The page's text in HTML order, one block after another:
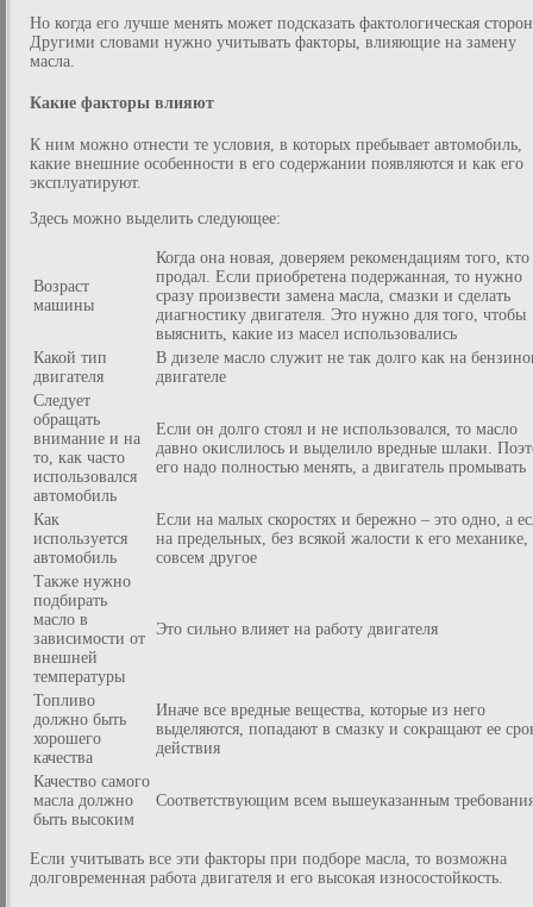
Но когда его лучше менять может подсказать фактологическая
Другими словами нужно учитывать факторы, влияющие на замену
масла.
Какие факторы влияют
К ним можно отнести те условия, в которых пребывает автомобиль,
какие внешние особенности в его содержании появляются и как его
эксплуатируют.
Здесь можно выделить следующее:
Возраст
машины
Когда она новая, доверяем рекомендациям того, кто
продал. Если приобретена подержанная, то нужно
сразу произвести замена масла, смазки и сделать
диагностику двигателя. Это нужно для того, чтобы
выяснить, какие из масел использовались
Какой тип
двигателя
В дизеле масло служит не так долго как на
двигателе
Следует
обращать
внимание и на
то, как часто
использовался
автомобиль
Если он долго стоял и не использовался, то масло
давно окислилось и выделило вредные шлаки.
его надо полностью менять, а двигатель промывать
Как
используется
автомобиль
Если на малых скоростях и бережно – это одно, а
на предельных, без всякой жалости к его механике,
совсем другое
Также нужно
подбирать
масло в
зависимости от
внешней
температуры
Это сильно влияет на работу двигателя
Топливо
должно быть
хорошего
качества
Иначе все вредные вещества, которые из него
выделяются, попадают в смазку и сокращают ее
действия
Качество самого
масла должно
быть высоким
Соответствующим всем вышеуказанным
Если учитывать все эти факторы при подборе масла, то возможна
долговременная работа двигателя и его высокая износостойкость.